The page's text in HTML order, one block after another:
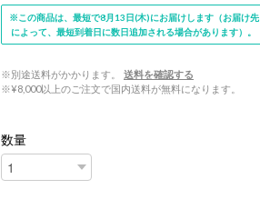
※この商品は、最短で8月13日(木)にお届けします（お届け先
によって、最短到着日に数日追加される場合があります）。
※別途送料がかかります。
送料を確認する
※¥8,000以上のご注文で国内送料が無料になります。
数量